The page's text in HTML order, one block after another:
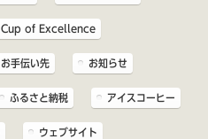
Cup of Excellence
お手伝い先 お知らせ
ふるさと納税 アイスコーヒー
ウェブサイト